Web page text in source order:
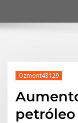
Ozment43129
petróleo